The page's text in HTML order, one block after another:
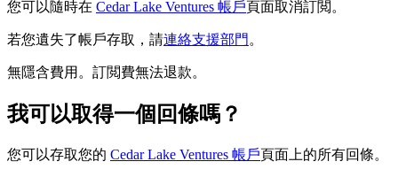
您可以隨時在 Cedar Lake Ventures 帳戶頁面取消訂閲。
若您遺失了帳戶存取，請連絡支援部門 。
無隱含費用。訂閲費無法退款。
我可以取得一個回條嗎？
您可以存取您的 Cedar Lake Ventures 帳戶頁面上的所有回條。